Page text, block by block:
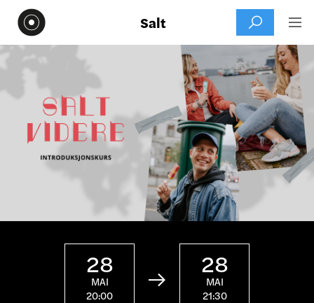
Salt  
28
MAI
20:00

28
MAI
21:30